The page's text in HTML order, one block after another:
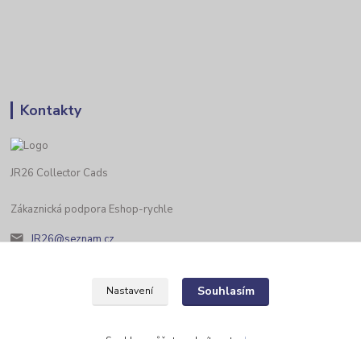
Kontakty
JR26 Collector Cads
Zákaznická podpora Eshop-rychle
JR26@seznam.cz
Nastavení Souhlasím